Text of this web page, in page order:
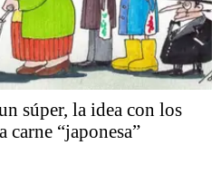
súper, la idea con los
“japonesa”